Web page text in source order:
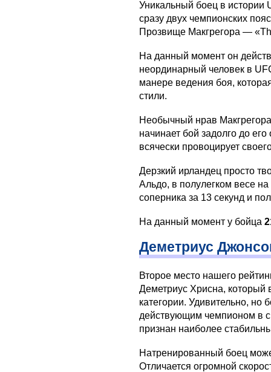
Уникальный боец в истории
сразу двух чемпионских
Прозвище Макгрегора —
На данный момент он
неординарный человек в
манере ведения боя,
стили.
Необычный нрав
начинает бой задолго до
всячески провоцирует
Дерзкий ирландец просто
Альдо, в полулегком весе
соперника за 13 секунд и
На данный момент у бойца
Деметриус
Второе место нашего
Деметриус Хрисна, который
категории. Удивительно, но
действующим чемпионом в
признан наиболее
Натренированный боец
Отличается огромной